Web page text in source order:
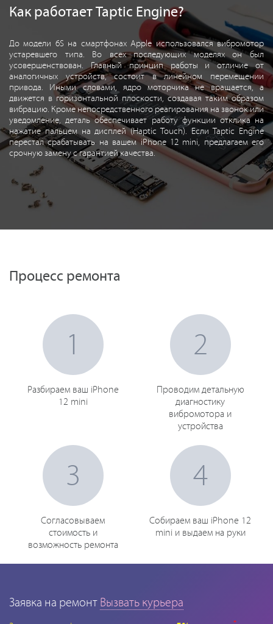
Как работает Taptic Engine?
До модели 6S на смартфонах Apple использовался вибромотор
устаревшего типа. Во всех последующих моделях он был
усовершенствован. Главный принцип работы и отличие от
аналогичных устройств, состоит в линейном перемещении
привода. Иными словами, ядро моторчика не вращается, а
движется в горизонтальной плоскости, создавая таким образом
вибрацию. Кроме непосредственного реагирования на звонок или
уведомление, деталь обеспечивает работу функции отклика на
нажатие пальцем на дисплей (Haptic Touch). Если Taptic Engine
перестал срабатывать на вашем iPhone 12 mini, предлагаем его
срочную замену с гарантией качества.
Процесс ремонта
1
Разбираем ваш iPhone
12 mini
2
Проводим детальную
диагностику
вибромотора и
устройства
3
Согласовываем
стоимость и
возможность ремонта
4
Собираем ваш iPhone 12
mini и выдаем на руки
Заявка на ремонт Вызвать курьера